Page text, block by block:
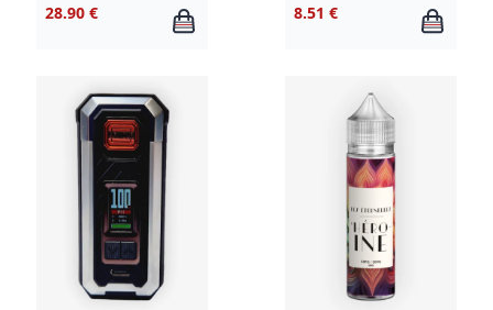
28.90 € 8.51 €